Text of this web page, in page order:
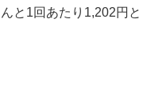
と1回あたり1,202円と